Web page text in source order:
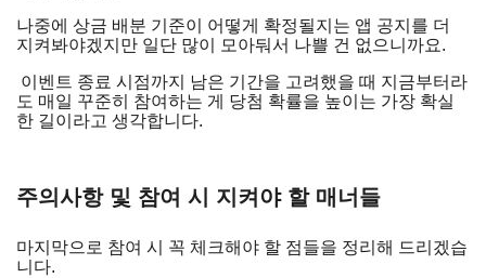
나중에 상금 배분 기준이 어떻게 확정될지는 앱 공지를 더
지켜봐야겠지만 일단 많이 모아둬서 나쁠 건 없으니까요.
이벤트 종료 시점까지 남은 기간을 고려했을 때 지금부터라
도 매일 꾸준히 참여하는 게 당첨 확률을 높이는 가장 확실
한 길이라고 생각합니다.
주의사항 및 참여 시 지켜야 할 매너들
마지막으로 참여 시 꼭 체크해야 할 점들을 정리해 드리겠습
니다.